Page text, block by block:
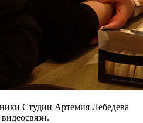
Студии Артемия Лебедева